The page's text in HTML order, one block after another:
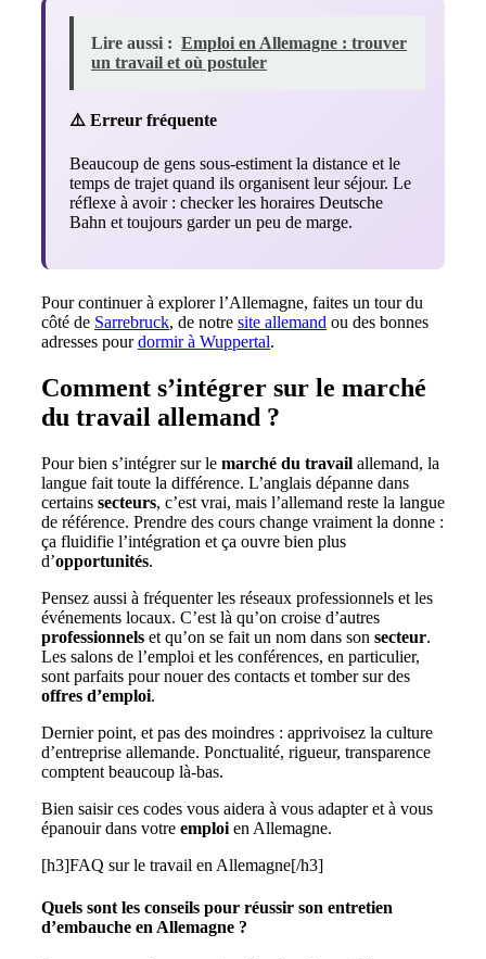
Lire aussi : Emploi en Allemagne : trouver
un travail et où postuler
⚠️ Erreur fréquente
Beaucoup de gens sous-estiment la distance et le
temps de trajet quand ils organisent leur séjour. Le
réflexe à avoir : checker les horaires Deutsche
Bahn et toujours garder un peu de marge.
Pour continuer à explorer l’Allemagne, faites un tour du
côté de Sarrebruck, de notre site allemand ou des bonnes
adresses pourdormir à Wuppertal.
Comment s’intégrer sur le marché
du travail allemand ?
Pour bien s’intégrer sur le marché du travail allemand, la
langue fait toute la différence. L’anglais dépanne dans
certains secteurs, c’est vrai, mais l’allemand reste la langue
de référence. Prendre des cours change vraiment la donne :
ça fluidifie l’intégration et ça ouvre bien plus
d’opportunités.
Pensez aussi à fréquenter les réseaux professionnels et les
événements locaux. C’est là qu’on croise d’autres
professionnels et qu’on se fait un nom dans son secteur.
Les salons de l’emploi et les conférences, en particulier,
sont parfaits pour nouer des contacts et tomber sur des
offres d’emploi.
Dernier point, et pas des moindres : apprivoisez la culture
d’entreprise allemande. Ponctualité, rigueur, transparence
comptent beaucoup là-bas.
Bien saisir ces codes vous aidera à vous adapter et à vous
épanouir dans votre emploi en Allemagne.
[h3]FAQ sur le travail en Allemagne[/h3]
Quels sont les conseils pour réussir son entretien
d’embauche en Allemagne ?